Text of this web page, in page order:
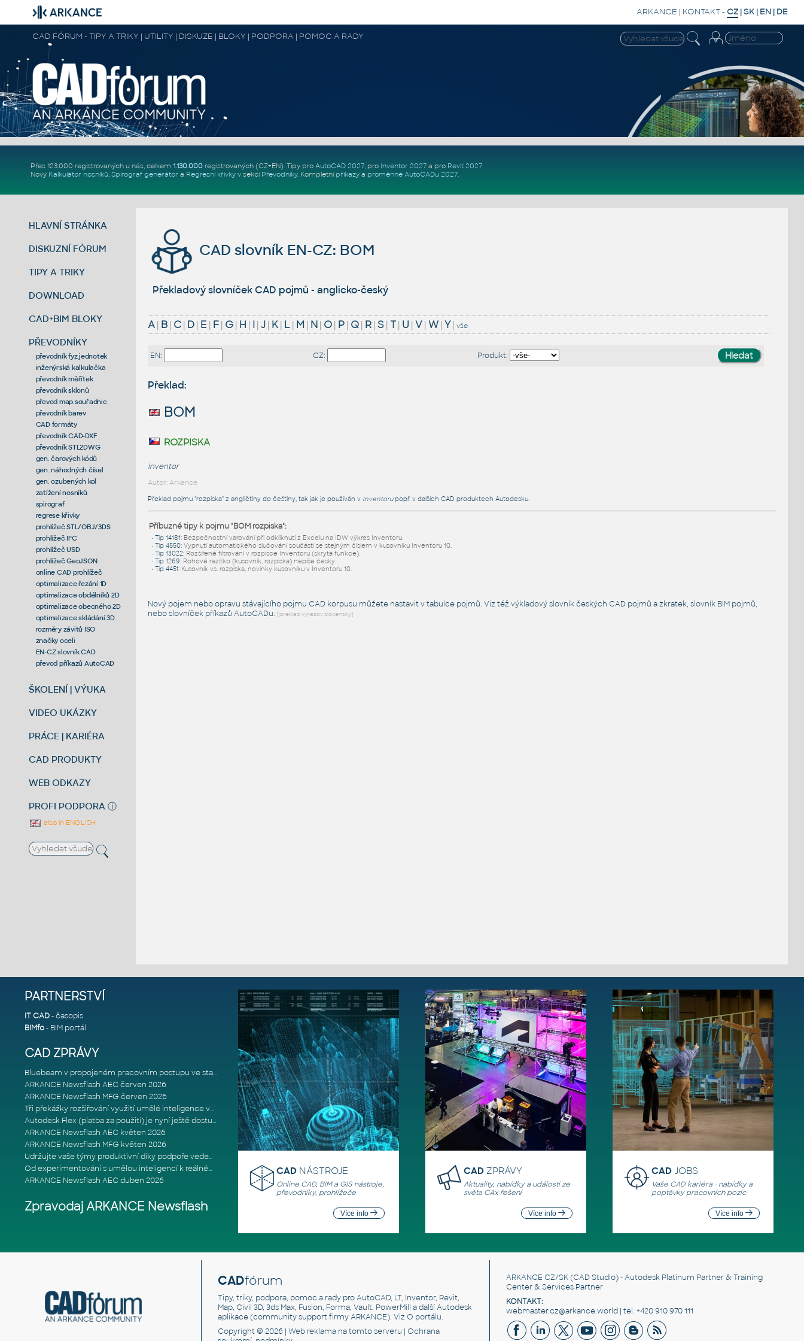
ARKANCE | KONTAKT- CZ |SK | EN | DE
CAD FÓRUM - TIPY A TRIKY | UTILITY | DISKUZE | BLOKY | PODPORA | POMOC A RADY
Přes 123.000 registrovaných u nás, celkem 1.130.000registrovaných (CZ+EN). Tipy pro AutoCAD 2027, pro Inventor 2027a pro Revit 2027.
Nový Kalkulátor nosníků, Spirograf generátor a Regresní křivkyv sekci Převodníky. Kompletní příkazya proměnné AutoCADu 2027.
HLAVNÍ STRÁNKA
DISKUZNÍ FÓRUM
TIPY A TRIKY
DOWNLOAD
CAD+BIM BLOKY
PŘEVODNÍKY
převodník fyz.jednotek
inženýrská kalkulačka
převodník měřítek
převodník sklonů
převod map.souřadnic
převodník barev
CAD formáty
převodník CAD-DXF
převodník STL2DWG
gen. čarových kódů
gen. náhodných čísel
gen. ozubených kol
zatížení nosníků
spirograf
regrese křivky
prohlížeč STL/OBJ/3DS
prohlížeč IFC
prohlížeč USD
prohlížeč GeoJSON
online CAD prohlížeč
optimalizace řezání 1D
optimalizace obdélníků 2D
optimalizace obecného 2D
optimalizace skládání 3D
rozměry závitů ISO
značky oceli
EN-CZ slovník CAD
převod příkazů AutoCAD
ŠKOLENÍ | VÝUKA
VIDEO UKÁZKY
PRÁCE | KARIÉRA
CAD PRODUKTY
WEB ODKAZY
PROFI PODPORA ⓘ
also in ENGLISH
CAD slovník EN-CZ: BOM
Překladový slovníček CAD pojmů - anglicko-český
A| B| C| D| E | F| G| H | I | J| K| L| M | N| O| P| Q| R| S| T| U | V| W| Y| vše
EN: CZ: Produkt:
Překlad:
BOM
rozpiska
Inventor
Autor: Arkance
Překlad pojmu "rozpiska" z angličtiny do češtiny, tak jak je používán v Inventorupopř. v dalších CAD produktech Autodesku.
Příbuzné tipy k pojmu "BOM rozpiska":
• Tip 14181: Bezpečnostní varování při odkliknutí z Excelu na IDW výkres Inventoru.
• Tip 4550: Vypnutí automatického slučování součástí se stejným číslem v kusovníku Inventoru 10.
• Tip 13022: Rozšířené filtrování v rozpisce Inventoru (skrytá funkce).
• Tip 1269: Rohové razítko (kusovník, rozpiska) nepíše česky.
• Tip 4451: Kusovník vs. rozpiska, novinky kusovníku v Inventoru 10.
Nový pojem nebo opravu stávajícího pojmu CAD korpusu můžete nastavit v tabulce pojmů. Viz též výkladový slovníkčeských CAD pojmů a zkratek, slovník BIM pojmů,
nebo slovníček příkazů AutoCADu. [preklad vyrazov slovensky]
PARTNERSTVÍ
IT CAD- časopis
BIMfo- BIM portál
CAD ZPRÁVY
Bluebeam v propojeném pracovním postupu ve stavebnictví: Proč je int
ARKANCE Newsflash AEC červen 2026
ARKANCE Newsflash MFG červen 2026
Tři překážky rozšiřování využití umělé inteligence ve stavebním prům
Autodesk Flex (platba za použití) je nyní ještě dostupnější
ARKANCE Newsflash AEC květen 2026
ARKANCE Newsflash MFG květen 2026
Udržujte vaše týmy produktivní díky podpoře vedené odborníky
Od experimentování s umělou inteligencí k reálnému dopadu na podniká
ARKANCE Newsflash AEC duben 2026
Zpravodaj ARKANCE Newsflash
CAD NÁSTROJE
Online CAD, BIM a GIS nástroje,
převodníky, prohlížeče
Více info
CAD ZPRÁVY
Aktuality, nabídky a události ze
světa CAx řešení
Více info
CADJOBS
Vaše CAD kariéra - nabídky a
poptávky pracovních pozic
Více info
CADfórum
Tipy, triky, podpora, pomoc a rady pro AutoCAD, LT, Inventor, Revit,
Map, Civil 3D, 3ds Max, Fusion, Forma, Vault, PowerMill a další Autodesk
aplikace (community support firmy ARKANCE). Viz O portálu.
Copyright © 2026 | Web reklamana tomto serveru | Ochrana
ARKANCE CZ/SK(CAD Studio) - Autodesk Platinum Partner & Training
Center & Services Partner
KONTAKT:
webmaster.cz@arkance.world | tel. +420 910 970 111